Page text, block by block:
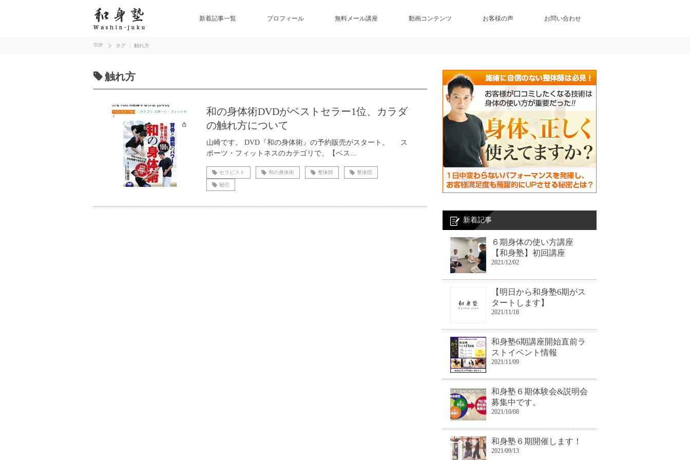
新着記事一覧 プロフィール 無料メール講座 動画コンテンツ お客様の声 お問い合わせ
TOP タグ ： 触れ方
触れ方
和の身体術DVDがベストセラー1位、カラダ
の触れ方について
山崎です。 DVD『和の身体術』の予約販売がスタート。 ス
ポーツ・フィットネスのカテゴリで、【ベス...
セラピスト 和の身体術 整体師 整体院
秘伝
新着記事
６期身体の使い方講座
【和身塾】初回講座
2021/12/02
【明日から和身塾6期がス
タートします】
2021/11/18
和身塾6期講座開始直前ラ
ストイベント情報
2021/11/09
和身塾６期体験会&説明会
募集中です。
2021/10/08
和身塾６期開催します！
2021/09/13